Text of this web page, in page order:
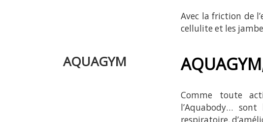
Avec la friction de
cellulite et les
AQUAGYM
Comme toute
l’Aquabody… sont